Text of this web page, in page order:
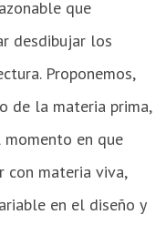
que
desdibujar los
Proponemos,
de la materia prima,
en que
materia viva,
en el diseño y